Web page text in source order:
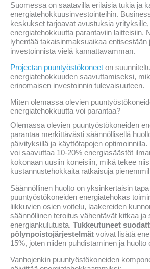
Suomessa on saatavilla erilaisia tukia ja
energiatehokkuusinvestointeihin.
keskukset tarjoavat avustuksia
energiatehokkuutta parantaviin laitteisiin.
lyhentää takaisinmaksuaikaa entisestään
investoinnista vielä kannattavamman.
Projectan puuntyöstökoneet on
energiatehokkuuden saavuttamiseksi,
erinomaisen investoinnin tulevaisuuteen.
Miten olemassa olevien
energiatehokkuutta voi parantaa?
Olemassa olevien puuntyöstökoneiden
parantaa merkittävästi säännöllisellä
päivityksillä ja käyttötapojen optimoinnilla.
voi saavuttaa 10-20% energiasäästöt
kokonaan uusiin koneisiin, mikä tekee
kustannustehokkaita ratkaisuja
Säännöllinen huolto on yksinkertaisin
puuntyöstökoneiden energiatehokas
liikkuvien osien voitelu, laakereiden
säännöllinen teroitus vähentävät kitkaa ja
energiankulutusta. Tukkeutuneet
pölynpoistojärjestelmät voivat lisätä
15%, joten niiden puhdistaminen ja huolto
Vanhojenkin puuntyöstökoneiden